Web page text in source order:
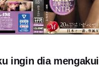
ingin dia mengakui